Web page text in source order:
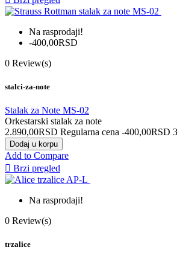
Na rasprodaji!
-400,00RSD
0 Review(s)
stalci-za-note
Stalak za Note MS-02
Orkestarski stalak za note
2.890,00RSD Regularna cena -400,00RSD
Dodaj u korpu
Add to Compare
 Brzi pregled
Na rasprodaji!
0 Review(s)
trzalice